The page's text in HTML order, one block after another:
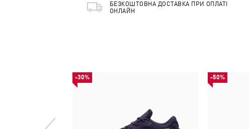
БЕЗКОШТОВНА ДОСТАВКА ПРИ ОПЛАТІ
ОНЛАЙН
-30% -50%